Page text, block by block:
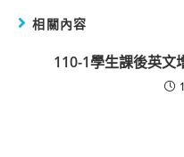
相關內容
110-1學生課後英文